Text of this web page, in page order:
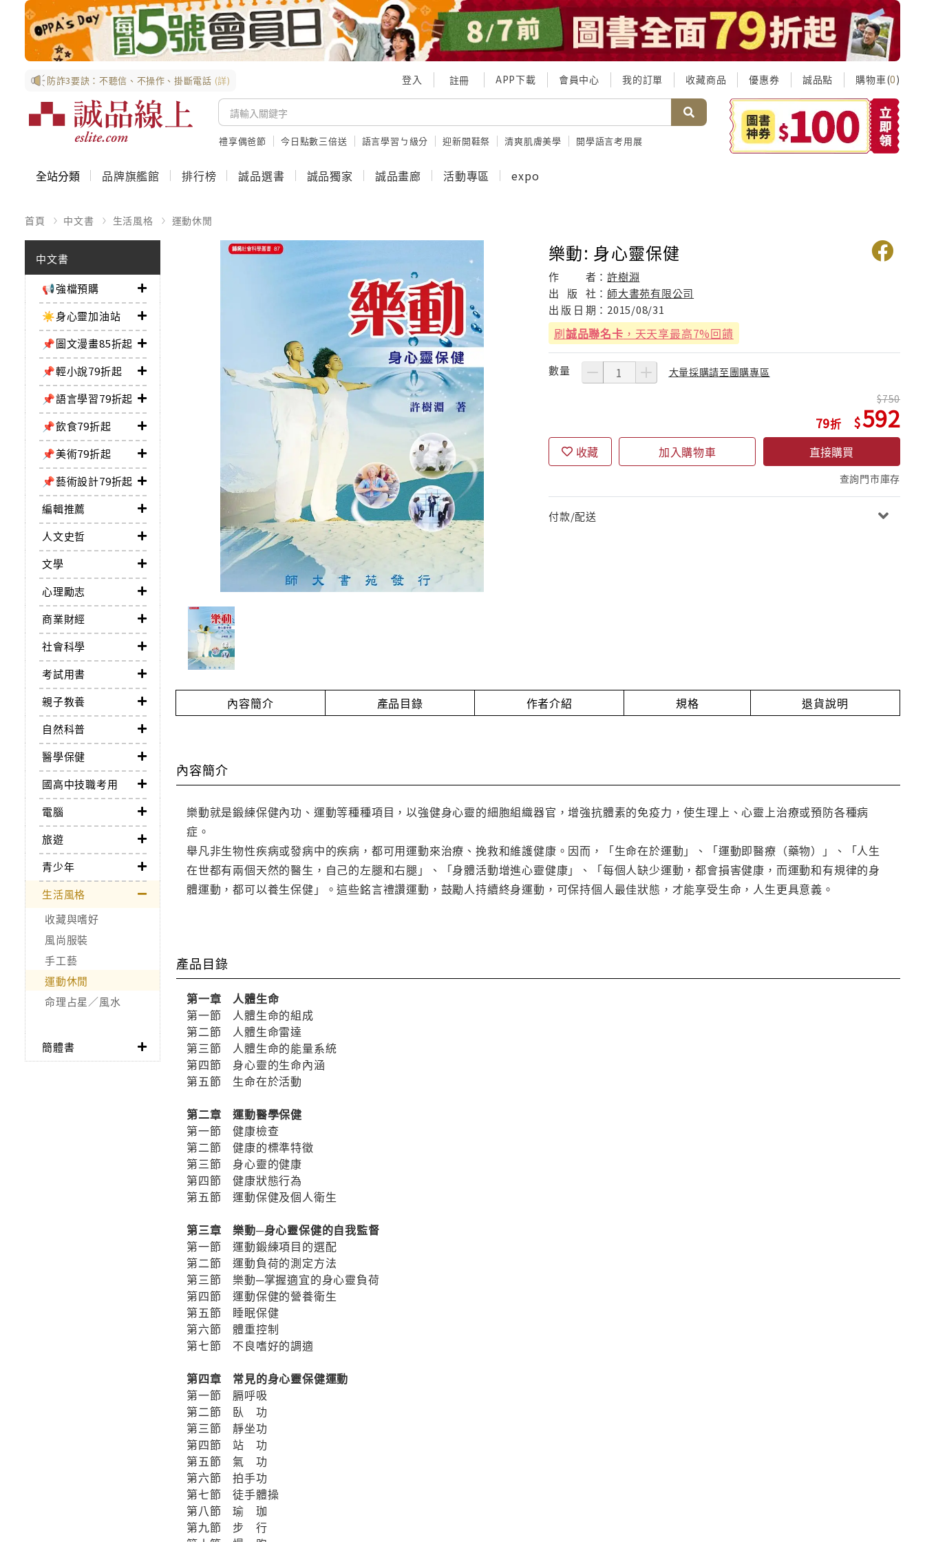
防詐3要訣：不聽信、不操作、掛斷電話 (詳) 登入 註冊 APP下載 會員中心 我的訂單 收藏商品 優惠券 誠品點 購物車(0)
禮享偶爸節 今日點數三倍送 語言學習ㄅ級分 迎新開鞋祭 清爽肌膚美學 開學語言考用展
全站分類 品牌旗艦館 排行榜 誠品選書 誠品獨家 誠品畫廊 活動專區 expo
首頁 中文書 生活風格 運動休閒
中文書
📢強檔預購
☀️身心靈加油站
📌圖文漫畫85折起
📌輕小說79折起
📌語言學習79折起
📌飲食79折起
📌美術79折起
📌藝術設計79折起
編輯推薦
人文史哲
文學
心理勵志
商業財經
社會科學
考試用書
親子教養
自然科普
醫學保健
國高中技職考用
電腦
旅遊
青少年
生活風格
收藏與嗜好
風尚服裝
手工藝
運動休閒
命理占星／風水
簡體書
樂動: 身心靈保健
作 者：許樹淵
出
版 社： 師大書苑有限公司
出 版 日 期： 2015/08/31
刷誠品聯名卡 ，天天享最高7%回饋
數量 大量採購請至團購專區
79
750
592
收藏 加入購物車 直接購買
查詢門市庫存
付款/配送
內容簡介 產品目錄 作者介紹 規格 退貨說明
內容簡介
樂動就是鍛練保健內功、運動等種種項目，以強健身心靈的細胞組織器官，增強抗體素的免疫力，使生理上、心靈上治療或預防各種病
症。
舉凡非生物性疾病或發病中的疾病，都可用運動來治療、挽救和維護健康。因而，「生命在於運動」、「運動即醫療（藥物）」、「人生
在世都有兩個天然的醫生，自己的左腿和右腿」、「身體活動增進心靈健康」、「每個人缺少運動，都會損害健康，而運動和有規律的身
體運動，都可以養生保健」。這些銘言禮讚運動，鼓勵人持續終身運動，可保持個人最佳狀態，才能享受生命，人生更具意義。
產品目錄
第一章 人體生命
第一節 人體生命的組成
第二節 人體生命雷達
第三節 人體生命的能量系統
第四節 身心靈的生命內涵
第五節 生命在於活動
第二章 運動醫學保健
第一節 健康檢查
第二節 健康的標準特徵
第三節 身心靈的健康
第四節 健康狀態行為
第五節 運動保健及個人衛生
第三章 樂動─身心靈保健的自我監督
第一節 運動鍛練項目的選配
第二節 運動負荷的測定方法
第三節 樂動─掌握適宜的身心靈負荷
第四節 運動保健的營養衛生
第五節 睡眠保健
第六節 體重控制
第七節 不良嗜好的調適
第四章 常見的身心靈保健運動
第一節 膈呼吸
第二節 臥 功
第三節 靜坐功
第四節 站 功
第五節 氣 功
第六節 拍手功
第七節 徒手體操
第八節 瑜 珈
第九節 步 行